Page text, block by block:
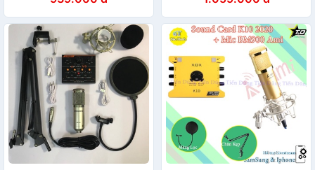
Bigo . Bảo Hành 12 Tháng
Bigo . Bảo Hành 12 Tháng